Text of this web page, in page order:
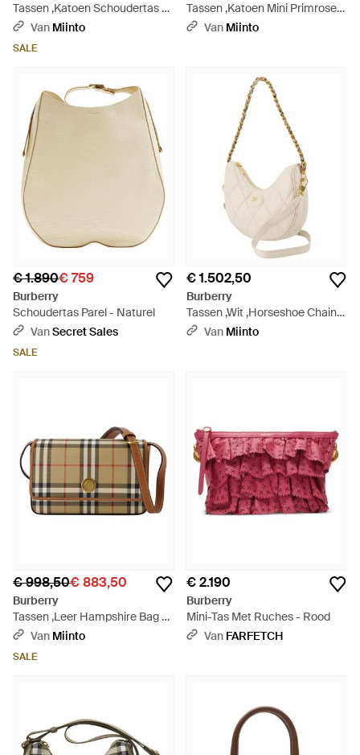
Tassen ,Katoen Schoudertas -
BruinVan Miinto
SALE
Tassen ,Katoen Mini Primrose
Schoudertas - Bruin
Van Miinto
€ 1.890€ 759
Burberry
Schoudertas Parel - Naturel
VanSecret Sales
SALE
€ 1.502,50
Burberry
Tassen ,Wit ,Horseshoe Chain
Shoulder Bag - Naturel
Van Miinto
€ 998,50€ 883,50
Burberry
Tassen ,Leer Hampshire Bag -
Meerkleurig
Van Miinto
SALE
€ 2.190
Burberry
Mini-Tas Met Ruches - Rood
Van FARFETCH